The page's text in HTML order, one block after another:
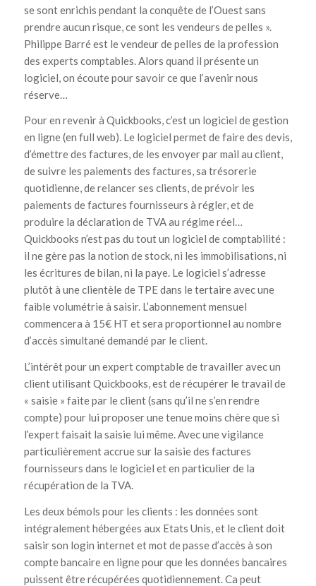
se sont enrichis pendant la conquête de l’Ouest sans
prendre aucun risque, ce sont les vendeurs de pelles ».
Philippe Barré est le vendeur de pelles de la profession
des experts comptables. Alors quand il présente un
logiciel, on écoute pour savoir ce que l’avenir nous
réserve…
Pour en revenir à Quickbooks, c’est un logiciel de gestion
en ligne (en full web). Le logiciel permet de faire des devis,
d’émettre des factures, de les envoyer par mail au client,
de suivre les paiements des factures, sa trésorerie
quotidienne, de relancer ses clients, de prévoir les
paiements de factures fournisseurs à régler, et de
produire la déclaration de TVA au régime réel…
Quickbooks n’est pas du tout un logiciel de comptabilité :
il ne gère pas la notion de stock, ni les immobilisations, ni
les écritures de bilan, ni la paye. Le logiciel s’adresse
plutôt à une clientèle de TPE dans le tertaire avec une
faible volumétrie à saisir. L’abonnement mensuel
commencera à 15€ HT et sera proportionnel au nombre
d’accès simultané demandé par le client.
L’intérêt pour un expert comptable de travailler avec un
client utilisant Quickbooks, est de récupérer le travail de
« saisie » faite par le client (sans qu’il ne s’en rendre
compte) pour lui proposer une tenue moins chère que si
l’expert faisait la saisie lui même. Avec une vigilance
particulièrement accrue sur la saisie des factures
fournisseurs dans le logiciel et en particulier de la
récupération de la TVA.
Les deux bémols pour les clients : les données sont
intégralement hébergées aux Etats Unis, et le client doit
saisir son login internet et mot de passe d’accès à son
compte bancaire en ligne pour que les données bancaires
puissent être récupérées quotidiennement. Ca peut